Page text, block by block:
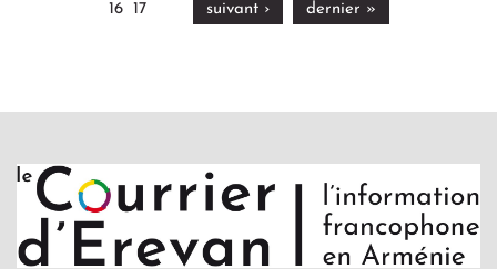
16
17 suivant › dernier »